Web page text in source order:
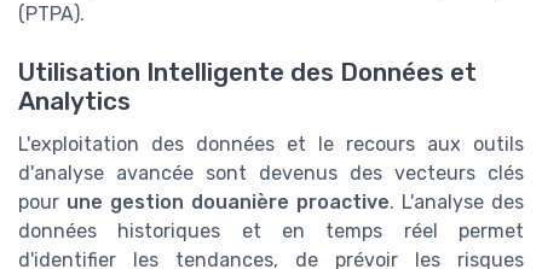
(PTPA).
Utilisation Intelligente des Données et
Analytics
L'exploitation des données et le recours aux outils
d'analyse avancée sont devenus des vecteurs clés
pour une gestion douanière proactive. L'analyse des
données historiques et en temps réel permet
d'identifier les tendances, de prévoir les risques